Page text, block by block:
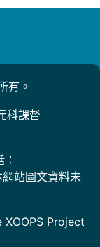
有。
科課督
站圖文資料未
XOOPS Project